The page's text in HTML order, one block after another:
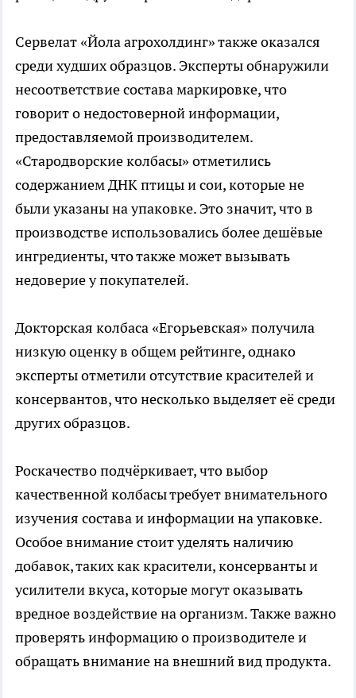
Сервелат «Йола агрохолдинг» также оказался
среди худших образцов. Эксперты обнаружили
несоответствие состава маркировке, что
говорит о недостоверной информации,
предоставляемой производителем.
«Стародворские колбасы» отметились
содержанием ДНК птицы и сои, которые не
были указаны на упаковке. Это значит, что в
производстве использовались более дешёвые
ингредиенты, что также может вызывать
недоверие у покупателей.
Докторская колбаса «Егорьевская» получила
низкую оценку в общем рейтинге, однако
эксперты отметили отсутствие красителей и
консервантов, что несколько выделяет её среди
других образцов.
Роскачество подчёркивает, что выбор
качественной колбасы требует внимательного
изучения состава и информации на упаковке.
Особое внимание стоит уделять наличию
добавок, таких как красители, консерванты и
усилители вкуса, которые могут оказывать
вредное воздействие на организм. Также важно
проверять информацию о производителе и
обращать внимание на внешний вид продукта.